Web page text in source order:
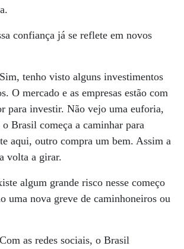
confiança já se reflete em novos
tenho visto alguns investimentos
O mercado e as empresas estão com
para investir. Não vejo uma euforia,
o Brasil começa a caminhar para
aqui, outro compra um bem. Assim a
volta a girar.
algum grande risco nesse começo
uma nova greve de caminhoneiros ou
as redes sociais, o Brasil